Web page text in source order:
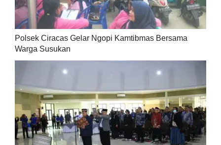
Polsek Ciracas Gelar Ngopi Kamtibmas Bersama
Warga Susukan